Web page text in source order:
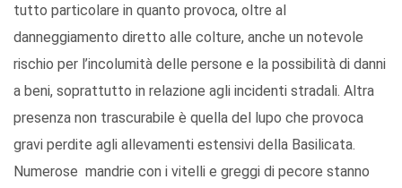
tutto particolare in quanto provoca, oltre al
danneggiamento diretto alle colture, anche un notevole
rischio per l’incolumità delle persone e la possibilità di danni
a beni, soprattutto in relazione agli incidenti stradali. Altra
presenza non trascurabile è quella del lupo che provoca
gravi perdite agli allevamenti estensivi della Basilicata.
Numerose mandrie con i vitelli e greggi di pecore stanno